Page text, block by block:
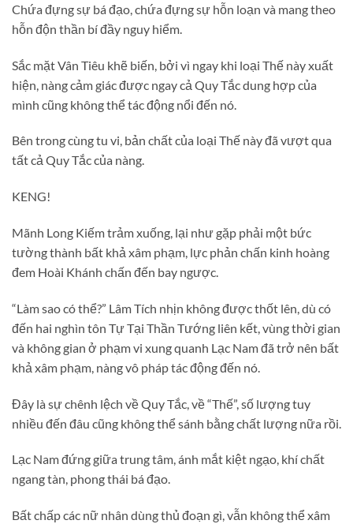
Chứa đựng sự bá đạo, chứa đựng sự hỗn loạn và mang theo
hỗn độn thần bí đầy nguy hiểm.
Sắc mặt Vân Tiêu khẽ biến, bởi vì ngay khi loại Thế này xuất
hiện, nàng cảm giác được ngay cả Quy Tắc dung hợp của
mình cũng không thể tác động nổi đến nó.
Bên trong cùng tu vi, bản chất của loại Thế này đã vượt qua
tất cả Quy Tắc của nàng.
KENG!
Mãnh Long Kiếm trảm xuống, lại như gặp phải một bức
tường thành bất khả xâm phạm, lực phản chấn kinh hoàng
đem Hoài Khánh chấn đến bay ngược.
“Làm sao có thể?” Lâm Tích nhịn không được thốt lên, dù có
đến hai nghìn tôn Tự Tại Thần Tướng liên kết, vùng thời gian
và không gian ở phạm vi xung quanh Lạc Nam đã trở nên bất
khả xâm phạm, nàng vô pháp tác động đến nó.
Đây là sự chênh lệch về Quy Tắc, về “Thế”, số lượng tuy
nhiều đến đâu cũng không thể sánh bằng chất lượng nữa rồi.
Lạc Nam đứng giữa trung tâm, ánh mắt kiệt ngạo, khí chất
ngang tàn, phong thái bá đạo.
Bất chấp các nữ nhân dùng thủ đoạn gì, vẫn không thể xâm